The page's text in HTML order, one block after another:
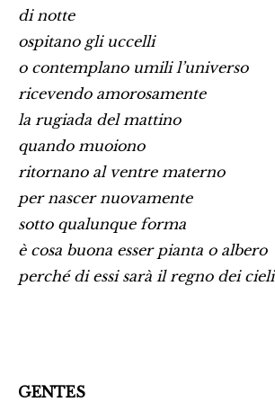
di notte
ospitano gli uccelli
o contemplano umili l’universo
ricevendo amorosamente
la rugiada del mattino
quando muoiono
ritornano al ventre materno
per nascer nuovamente
sotto qualunque forma
è cosa buona esser pianta o albero
perché di essi sarà il regno dei cieli
GENTES